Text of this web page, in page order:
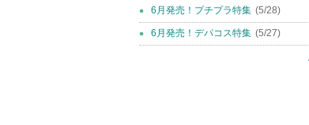
6月発売！プチプラ特集 (5/28)
6月発売！デパコス特集 (5/27)